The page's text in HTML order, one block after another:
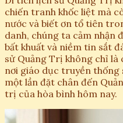
chiến tranh khốc liệt mà
nước và biết ơn tổ tiên
danh, chúng ta cảm nhận
bất khuất và niềm tin sắt
sử Quảng Trị không chỉ
nơi giáo dục truyền thống
một lần đặt chân đến
trị của hòa bình hôm nay.